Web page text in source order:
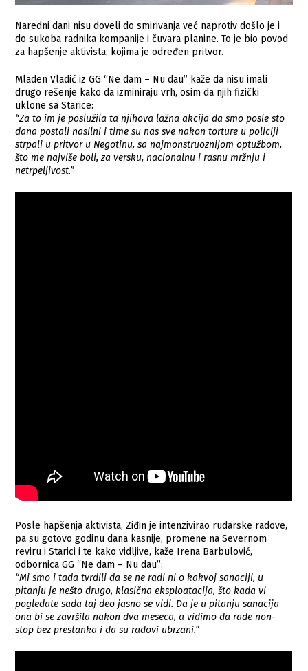
Naredni dani nisu doveli do smirivanja već naprotiv došlo je i
do sukoba radnika kompanije i čuvara planine. To je bio povod
za hapšenje aktivista, kojima je određen pritvor.
Mladen Vladić iz GG “Ne dam – Nu dau” kaže da nisu imali
drugo rešenje kako da izminiraju vrh, osim da njih fizički
uklone sa Starice:
“Za to im je poslužila ta njihova lažna akcija da smo posle sto
dana postali nasilni i time su nas sve nakon torture u policiji
strpali u pritvor u Negotinu, sa najmonstruoznijom optužbom,
što me najviše boli, za versku, nacionalnu i rasnu mržnju i
netrpeljivost.”
Posle hapšenja aktivista, Ziđin je intenzivirao rudarske radove,
pa su gotovo godinu dana kasnije, promene na Severnom
reviru i Starici i te kako vidljive, kaže Irena Barbulović,
odbornica GG “Ne dam – Nu dau”:
“Mi smo i tada tvrdili da se ne radi ni o kakvoj sanaciji, u
pitanju je nešto drugo, klasična eksploatacija, što kada vi
pogledate sada taj deo jasno se vidi. Da je u pitanju sanacija
ona bi se završila nakon dva meseca, a vidimo da rade non-
stop bez prestanka i da su radovi ubrzani.”